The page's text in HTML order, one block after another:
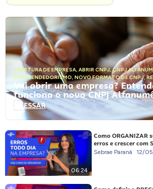
ABERTURA DE EMPRESA, ABRIR CNPJ,CNPJ
EMPREENDEDORISMO, NOVO FORMATO DE CNPJ,
Vai abrir uma empresa?
funciona o novo CNPJ
ACESSAR
06:24
Como ORGANIZAR
erros e crescer com
Sebrae Paraná 12/